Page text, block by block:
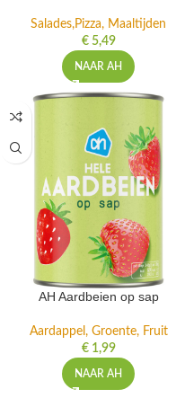
Salades,Pizza, Maaltijden
€5,49
NAAR AH
AH Aardbeien op sap
Aardappel, Groente, Fruit
€1,99
NAAR AH